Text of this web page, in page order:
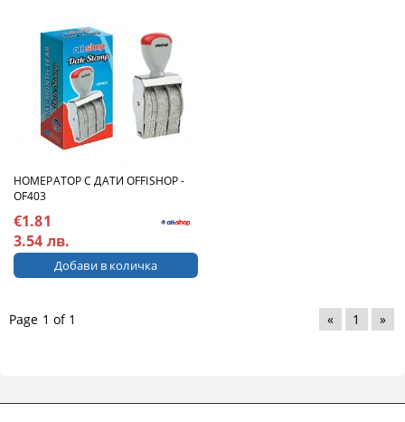
НОМЕРАТОР С ДАТИ OFFISHOP -
OF403
€1.81
3.54 лв.
Page 1 of 1 « 1 »